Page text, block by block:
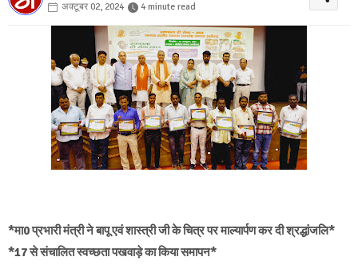
अक्टूबर 02, 2024 4 minute read
*मा0 प्रभारी मंत्री ने बापू एवं शास्त्री जी के चित्र पर माल्यार्पण कर दी श्रद्धांजलि*
*17 से संचालित स्वच्छता पखवाड़े का किया समापन*